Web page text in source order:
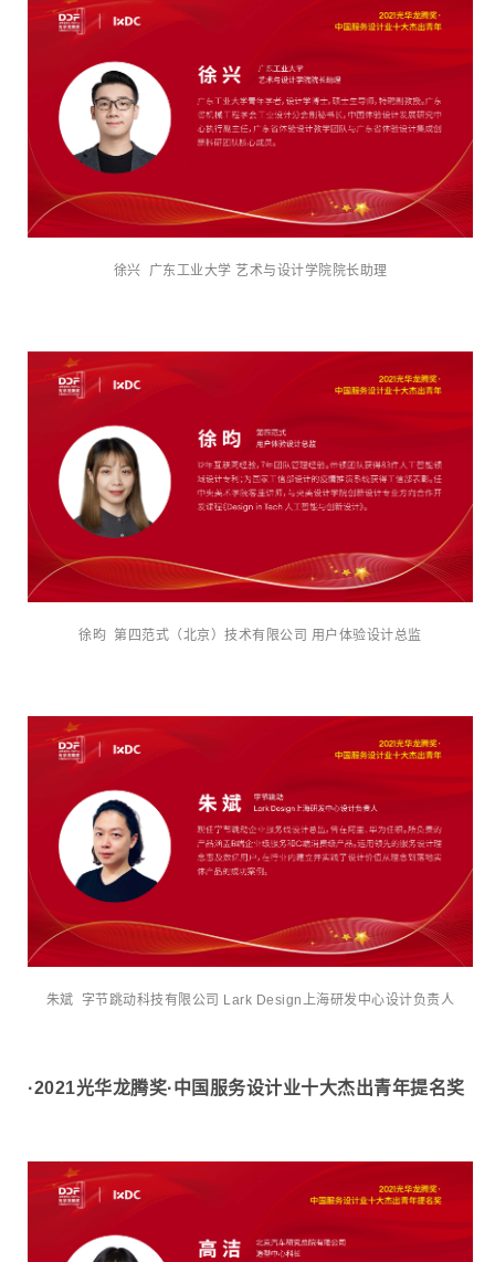
徐兴 广东工业大学 艺术与设计学院院长助理
徐昀 第四范式（北京）技术有限公司 用户体验设计总监
朱斌 字节跳动科技有限公司 Lark Design上海研发中心设计负责人
·2021光华龙腾奖·中国服务设计业十大杰出青年提名奖